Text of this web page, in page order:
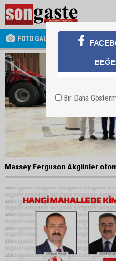
FOTO GALERİ
Massey Ferguson Akgünler
Bir Daha